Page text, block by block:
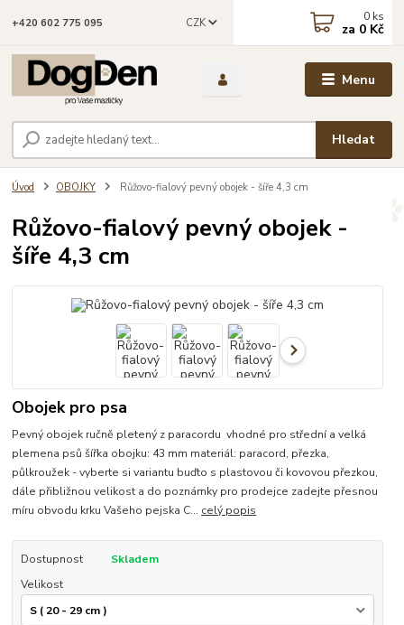
Menu
CZK
Hledat
+420 602 775 095 0 ks
za 0 Kč
Úvod OBOJKY Růžovo-fialový pevný obojek - šíře 4,3 cm
Růžovo-fialový pevný obojek -
šíře 4,3 cm
Obojek pro psa
Pevný obojek ručně pletený z paracordu vhodné pro střední a velká
plemena psů šířka obojku: 43 mm materiál: paracord, přezka,
půlkroužek - vyberte si variantu buďto s plastovou či kovovou přezkou,
dále přibližnou velikost a do poznámky pro prodejce zadejte přesnou
míru obvodu krku Vašeho pejska C... celý popis
Dostupnost
Skladem
Velikost